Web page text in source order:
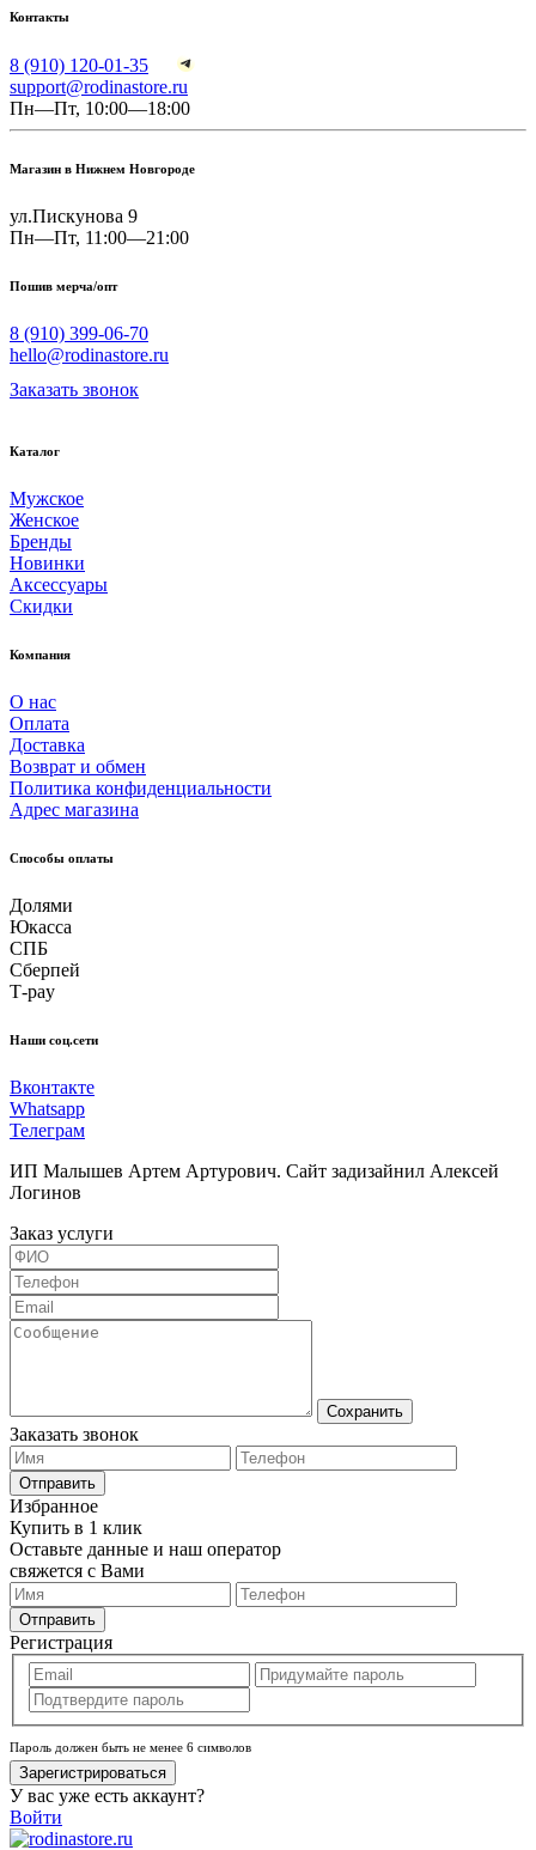
Контакты
8 (910) 120-01-35
support@rodinastore.ru
Пн—Пт, 10:00—18:00
Магазин в Нижнем Новгороде
ул.Пискунова 9
Пн—Пт, 11:00—21:00
Пошив мерча/опт
8 (910) 399-06-70
hello@rodinastore.ru
Заказать звонок
Каталог
Мужское
Женское
Бренды
Новинки
Аксессуары
Скидки
Компания
О нас
Оплата
Доставка
Возврат и обмен
Политика конфиденциальности
Адрес магазина
Способы оплаты
Долями
Юкасса
СПБ
Сберпей
Т-pay
Наши соц.сети
Вконтакте
Whatsapp
Телеграм
ИП Малышев Артем Артурович. Сайт задизайнил Алексей
Логинов
Заказ услуги
Сохранить
Заказать звонок
Отправить
Избранное
Купить в 1 клик
Оставьте данные и наш оператор
свяжется с Вами
Отправить
Регистрация
Пароль должен быть не менее 6 символов
Зарегистрироваться
У вас уже есть аккаунт?
Войти